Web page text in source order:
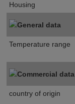
Housing
General data
Temperature range
Commercial data
country of origin